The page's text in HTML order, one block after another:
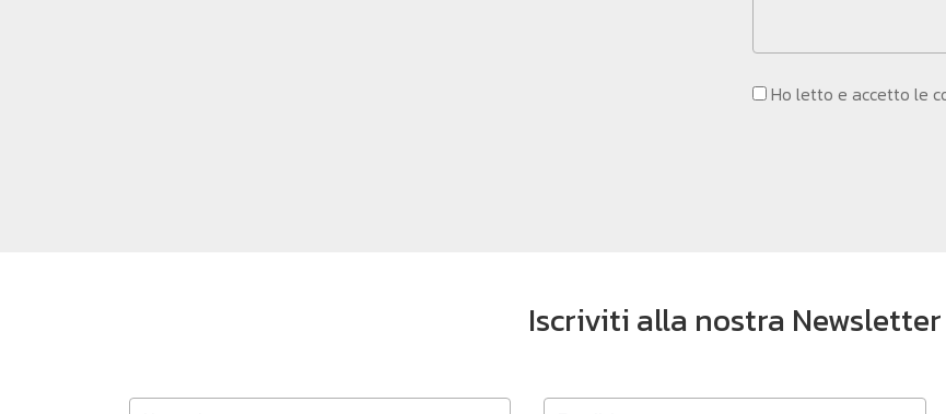
Ho letto e accetto le
Iscriviti alla nostra Newsletter